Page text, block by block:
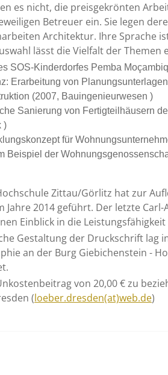
es nicht, die preisgekrönten
Betreuer ein. Sie legen
Architektur. Ihre Sprache
lässt die Vielfalt der Themen
SOS-Kinderdorfes Pemba
Erarbeitung von
(2007, Bauingenieurwesen )
Sanierung von Fertigteilhäusern
)
für
Beispiel der
Zittau/Görlitz hat zur
Jahre 2014 geführt. Der letzte
Einblick in die
Gestaltung der Druckschrift lag
an der Burg Giebichenstein -
von 20,00 € zu
(loeber.dresden(at)web.de)